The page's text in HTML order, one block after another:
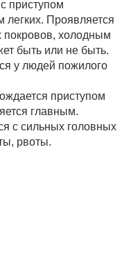
приступом
легких. Проявляется
холодным
быть или не быть.
у людей пожилого
приступом
главным.
с сильных головных
рвоты.